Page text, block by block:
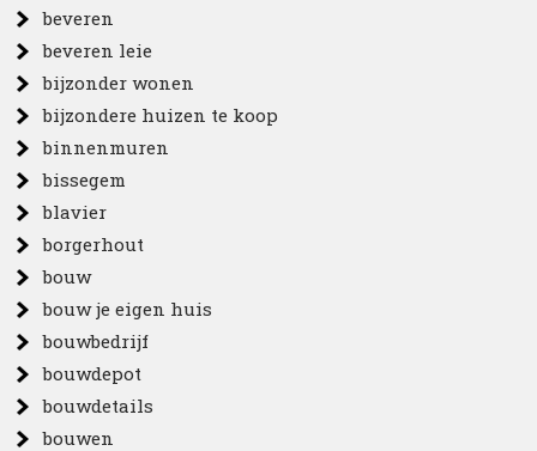
beveren
beveren leie
bijzonder wonen
bijzondere huizen te koop
binnenmuren
bissegem
blavier
borgerhout
bouw
bouw je eigen huis
bouwbedrijf
bouwdepot
bouwdetails
bouwen